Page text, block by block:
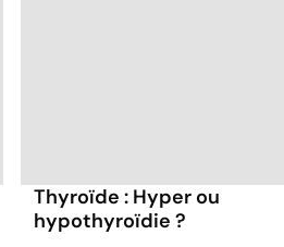
Thyroïde : Hyper ou
hypothyroïdie ?